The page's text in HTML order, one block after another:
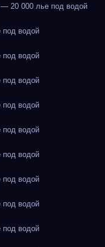
20 000 лье под водой
водой
водой
водой
водой
водой
водой
водой
водой
водой